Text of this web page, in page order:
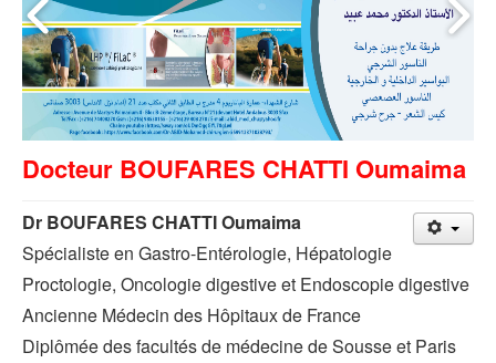
Docteur BOUFARES CHATTI Oumaima
Dr BOUFARES CHATTI Oumaima
Spécialiste en Gastro-Entérologie, Hépatologie
Proctologie, Oncologie digestive et Endoscopie digestive
Ancienne Médecin des Hôpitaux de France
Diplômée des facultés de médecine de Sousse et Paris